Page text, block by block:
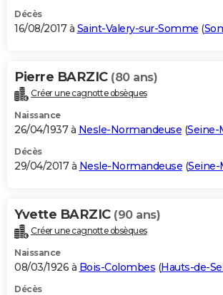
Décès
16/08/2017 à Saint-Valery-sur-Somme (
Pierre BARZIC (80 ans)
Créer une cagnotte obsèques
Naissance
26/04/1937 à Nesle-Normandeuse (Seine-
Décès
29/04/2017 à Nesle-Normandeuse (
Yvette BARZIC (90 ans)
Créer une cagnotte obsèques
Naissance
08/03/1926 à Bois-Colombes (Hauts-de-
Décès